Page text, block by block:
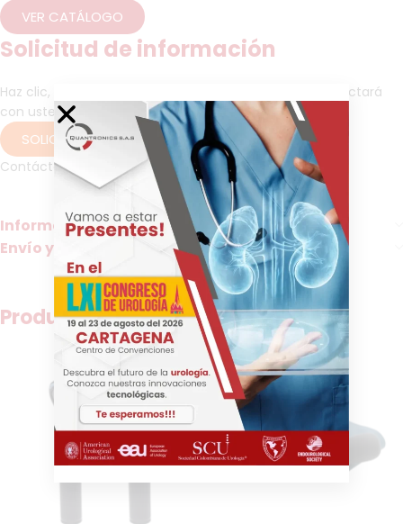
VER CATÁLOGO
Solicitud de información
Haz clic, dejenos sus datos y pronto un asesor se contactará
con usted para brindarle más información.
SOLICITAR INFORMACIÓN
Contáctanos por WhatsApp
fonendoscopios, stetos, fonendos
Información adicional
Envío y Entrega
Productos relacionados